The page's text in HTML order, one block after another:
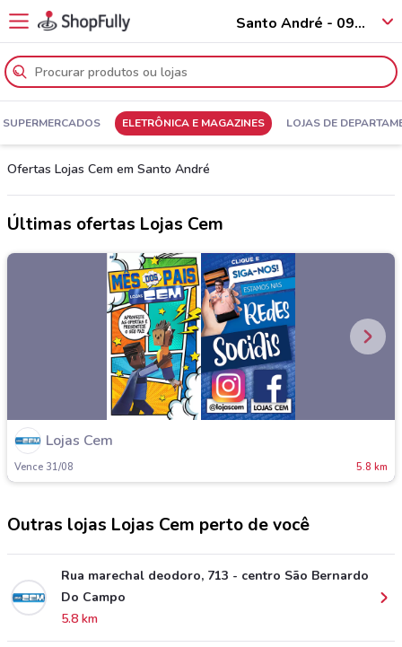
Santo André - 09010
SUPERMERCADOS ELETRÔNICA E MAGAZINES LOJAS DE
Ofertas Lojas Cem em Santo André
Últimas ofertas Lojas Cem
Lojas Cem
Vence 31/08 5.8 km
Outras lojas Lojas Cem perto de você
Rua marechal deodoro, 713 - centro São Bernardo
Do Campo
5.8 km